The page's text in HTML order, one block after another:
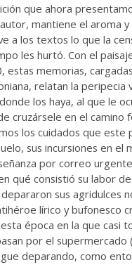
que ahora
mantiene el aroma
a los textos lo que la
les hurtó. Con el
estas memorias,
relatan la peripecia
los haya, al que le
cruzársele en el camino
los cuidados que este
sus incursiones en el
por correo
qué consistió su labor
sus agridulces
lírico y bufonesco
época en la que casi
por el supermercado
deparando, como